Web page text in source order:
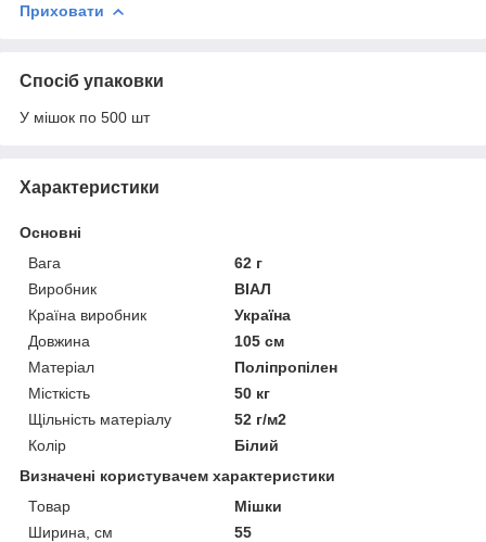
Приховати
Спосіб упаковки
У мішок по 500 шт
Характеристики
Основні
Вага
62 г
Виробник
ВІАЛ
Країна виробник
Україна
Довжина
105 см
Матеріал
Поліпропілен
Місткість
50 кг
Щільність матеріалу
52 г/м2
Колір
Білий
Визначені користувачем характеристики
Товар
Мішки
Ширина, см
55